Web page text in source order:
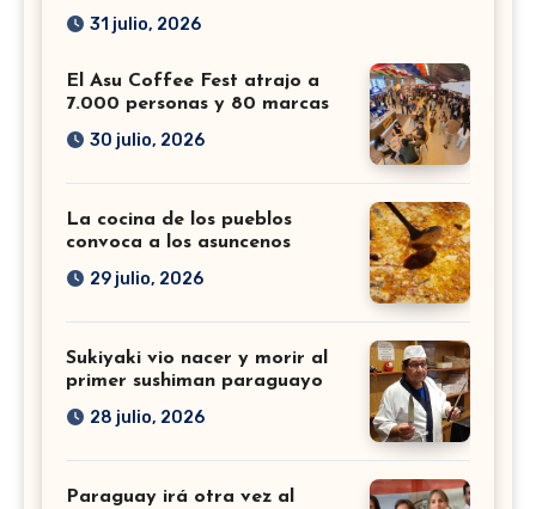
31 julio, 2026
El Asu Coffee Fest atrajo a
7.000 personas y 80 marcas
30 julio, 2026
La cocina de los pueblos
convoca a los asuncenos
29 julio, 2026
Sukiyaki vio nacer y morir al
primer sushiman paraguayo
28 julio, 2026
Paraguay irá otra vez al